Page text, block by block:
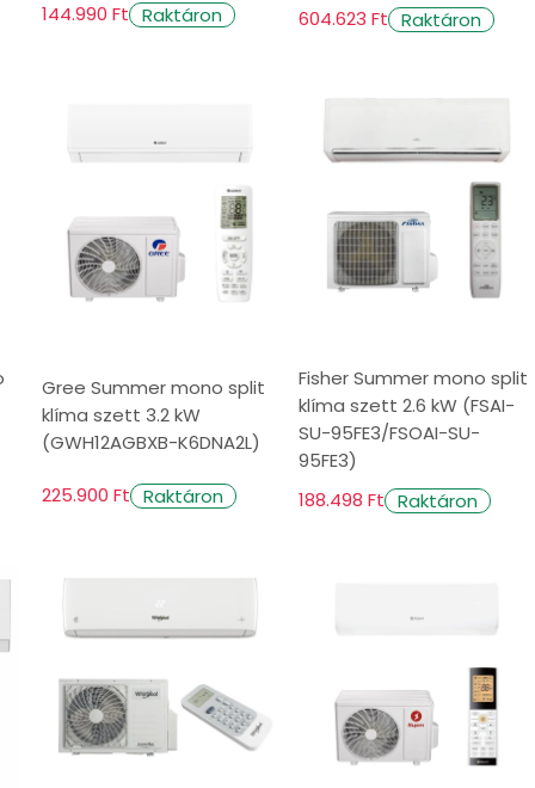
és típusának meghatározásához
is!
Ha a különböző területeken
számunkra. Végül legyünk tisztában
a szakszerű ellenőrzések ütemezése
fenntartásához. A különböző típusok és
szükségünk. A választásnál vegyük
az esztétikum, a költségvetés és a
hűtés előnyeit, miközben a legforróbb
ki a tökéletes készüléket otthonába,
144.990 Ft Raktáron
604.623 Ft Raktáron
Gree Summer mono split
klíma szett 3.2 kW
(GWH12AGBXB-K6DNA2L)
225.900 Ft Raktáron
Fisher Summer mono split
klíma szett 2.6 kW (FSAI-
SU-95FE3/FSOAI-SU-
95FE3)
188.498 Ft Raktáron